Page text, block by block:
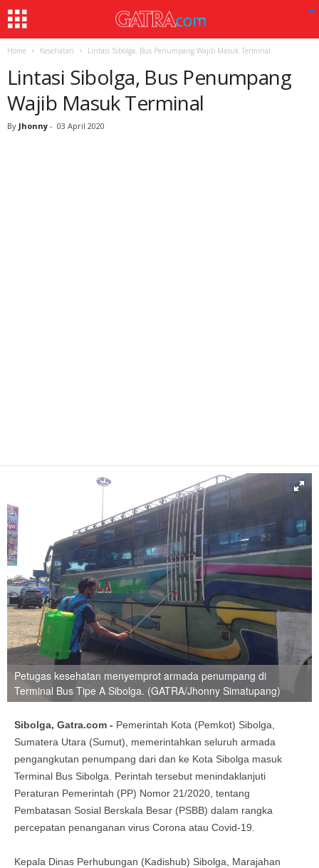
Home Kesehatan Lintasi Sibolga, Bus Penumpang Wajib Masuk Terminal
Lintasi Sibolga, Bus Penumpang
Wajib Masuk Terminal
By Jhonny - 03 April 2020
Petugas kesehatan menyemprot armada penumpang di
Terminal Bus Tipe A Sibolga. (GATRA/Jhonny Simatupang)
Sibolga, Gatra.com - Pemerintah Kota (Pemkot) Sibolga,
Sumatera Utara (Sumut), memerintahkan seluruh armada
pengangkutan penumpang dari dan ke Kota Sibolga masuk
Terminal Bus Sibolga. Perintah tersebut menindaklanjuti
Peraturan Pemerintah (PP) Nomor 21/2020, tentang
Pembatasan Sosial Berskala Besar (PSBB) dalam rangka
percepatan penanganan virus Corona atau Covid-19.
Kepala Dinas Perhubungan (Kadishub) Sibolga, Marajahan